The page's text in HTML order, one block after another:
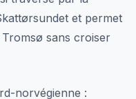
et permet
sans croiser
norvégienne :